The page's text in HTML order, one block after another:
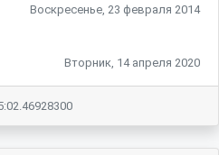
Воскресенье, 23 февраля 2014
Вторник, 14 апреля 2020